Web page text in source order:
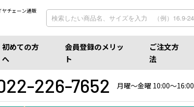
ヤチェーン通販
初めての方
へ
会員登録のメリッ
ト
ご注文方
法
226-7652 月曜〜金曜 10:00〜16:00